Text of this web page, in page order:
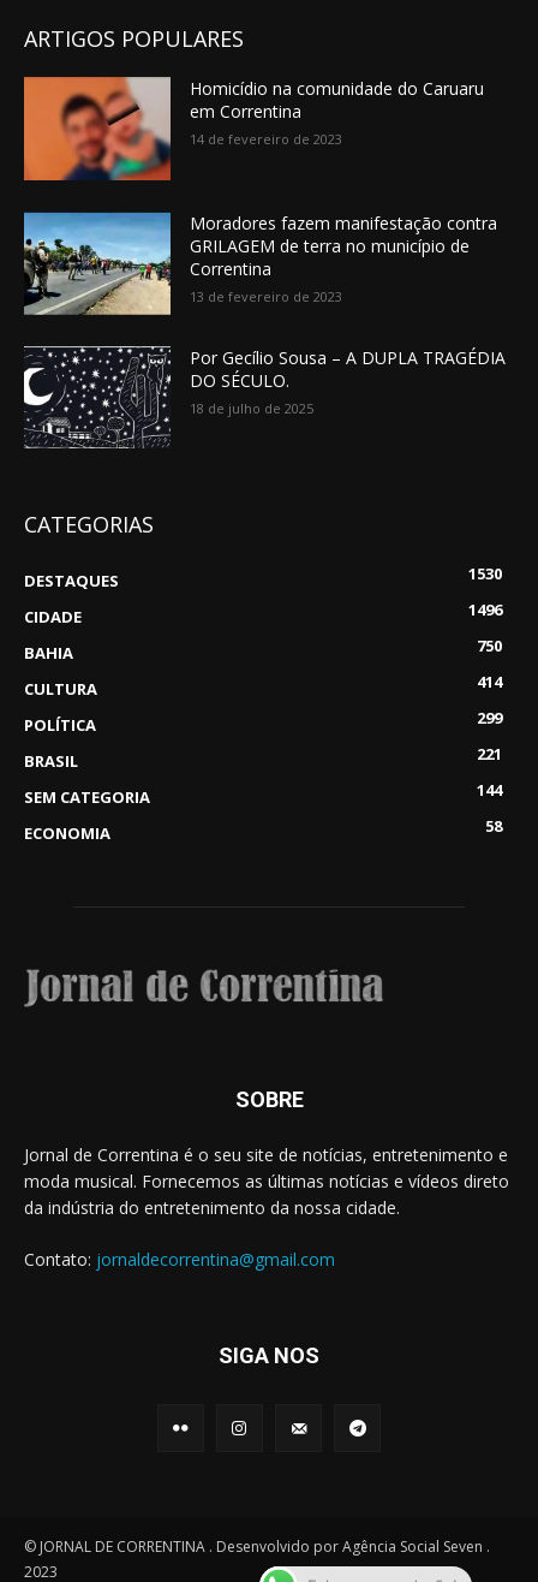
ARTIGOS POPULARES
Homicídio na comunidade do Caruaru
em Correntina
14 de fevereiro de 2023
Moradores fazem manifestação contra
GRILAGEM de terra no município de
Correntina
13 de fevereiro de 2023
Por Gecílio Sousa – A DUPLA TRAGÉDIA
DO SÉCULO.
18 de julho de 2025
CATEGORIAS
DESTAQUES
1530
CIDADE
1496
BAHIA
750
CULTURA
414
POLÍTICA
299
BRASIL
221
SEM CATEGORIA
144
ECONOMIA
58
SOBRE
Jornal de Correntina é o seu site de notícias, entretenimento e
moda musical. Fornecemos as últimas notícias e vídeos direto
da indústria do entretenimento da nossa cidade.
Contato: jornaldecorrentina@gmail.com
SIGA NOS
© JORNAL DE CORRENTINA . Desenvolvido por Agência Social Seven .
2023